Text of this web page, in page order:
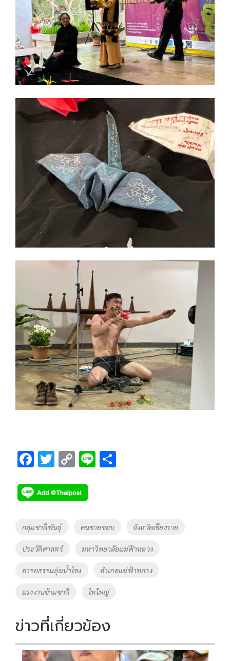
F
e
b
o
o
k
T
tt
er
C
p
y
Li
k
Li
Tags
กลุ่มชาติพันธุ์ คนชายขอบ จังหวัดเชียงราย
ประวัติศาสตร์ มหาวิทยาลัยแม่ฟ้าหลวง
อารยธรรมลุ่มน้ำโขง อำเภอแม่ฟ้าหลวง
แรงงานข้ามชาติ ไทใหญ่
ข่าวที่เกี่ยวข้อง